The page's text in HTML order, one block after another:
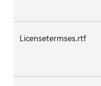
Licensetermses.rtf